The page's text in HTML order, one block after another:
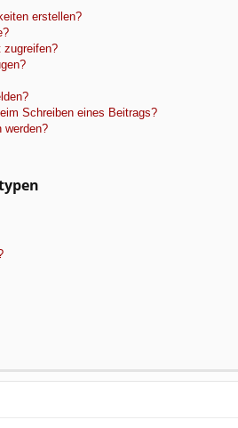
erstellen?
zugreifen?
Schreiben eines Beitrags?
werden?